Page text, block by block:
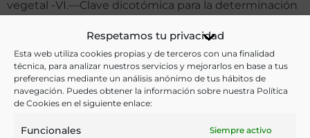
Respetamos tu privacidad
Esta web utiliza cookies propias y de terceros con una finalidad
técnica, para analizar nuestros servicios y mejorarlos en base a tus
preferencias mediante un análisis anónimo de tus hábitos de
navegación. Puedes obtener la información sobre nuestra Política
de Cookies en el siguiente enlace:
Funcionales Siempre activo
vegetal -VI.—Clave dicotómica para la determinación
Otras ediciones: